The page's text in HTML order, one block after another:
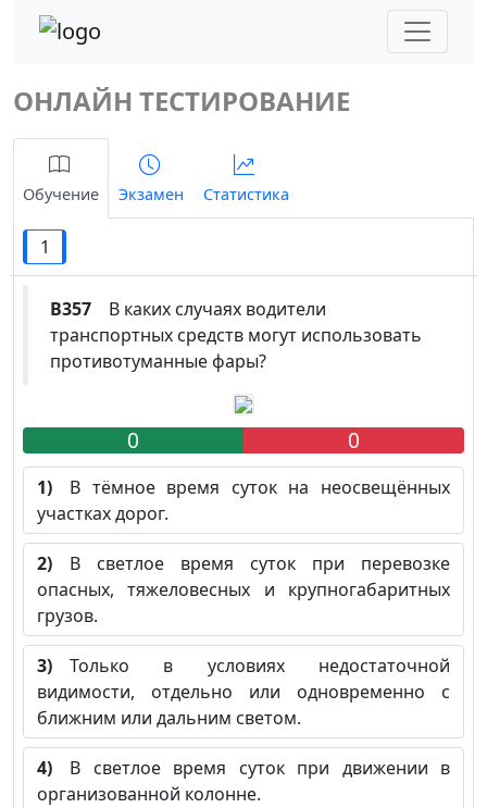
ОНЛАЙН ТЕСТИРОВАНИЕ
Обучение Экзамен Статистика
1
B357 В каких случаях водители
транспортных средств могут использовать
противотуманные фары?
0 0
1) В тёмное время суток на неосвещённых
участках дорог.
2) В светлое время суток при перевозке
опасных, тяжеловесных и крупногабаритных
грузов.
3) Только в условиях недостаточной
видимости, отдельно или одновременно с
ближним или дальним светом.
4) В светлое время суток при движении в
организованной колонне.